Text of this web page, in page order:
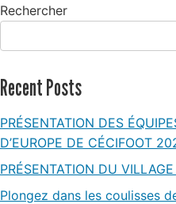
Rechercher
Recent Posts
PRÉSENTATION DES
D’EUROPE DE CÉCIFOOT
PRÉSENTATION DU
Plongez dans les coulisses